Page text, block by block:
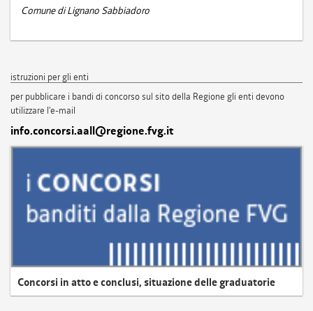
Comune di Lignano Sabbiadoro
istruzioni per gli enti
per pubblicare i bandi di concorso sul sito della Regione gli enti devono
utilizzare l'e-mail
info.concorsi.aall@regione.fvg.it
Concorsi in atto e conclusi, situazione delle graduatorie